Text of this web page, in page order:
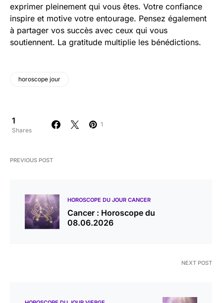
exprimer pleinement qui vous êtes. Votre confiance
inspire et motive votre entourage. Pensez également
à partager vos succès avec ceux qui vous
soutiennent. La gratitude multiplie les bénédictions.
horoscope jour
1
Shares
1
PREVIOUS POST
HOROSCOPE DU JOUR CANCER
Cancer : Horoscope du
08.06.2026
NEXT POST